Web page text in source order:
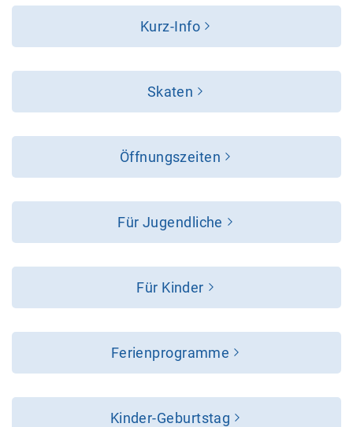
Kurz-Info
Skaten
Öffnungszeiten
Für Jugendliche
Für Kinder
Ferienprogramme
Kinder-Geburtstag